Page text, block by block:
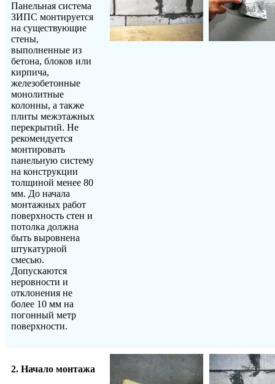
Панельная система
ЗИПС монтируется
на существующие
стены,
выполненные из
бетона, блоков или
кирпича,
железобетонные
монолитные
колонны, а также
плиты межэтажных
перекрытий. Не
рекомендуется
монтировать
панельную систему
на конструкции
толщиной менее 80
мм. До начала
монтажных работ
поверхность стен и
потолка должна
быть выровнена
штукатурной
смесью.
Допускаются
неровности и
отклонения не
более 10 мм на
погонный метр
поверхности.
2. Начало монтажа